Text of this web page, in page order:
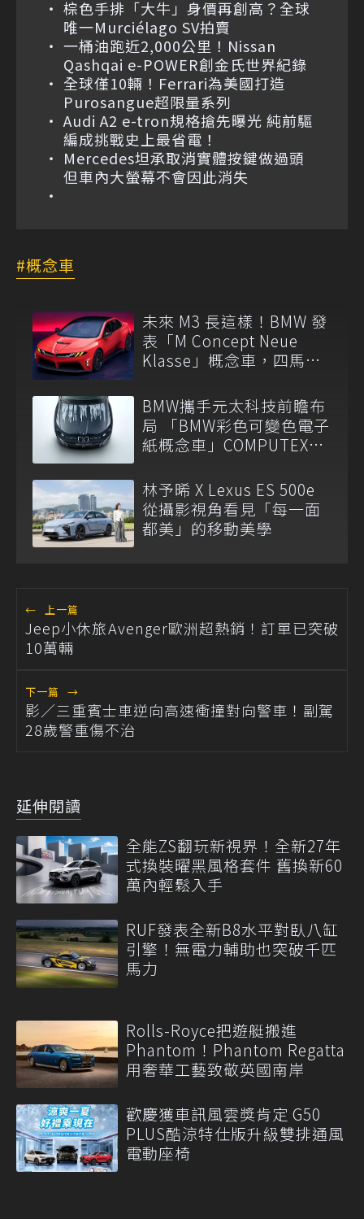
棕色手排「大牛」身價再創高？全球
唯一Murciélago SV拍賣
一桶油跑近2,000公里！Nissan
Qashqai e-POWER創金氏世界紀錄
全球僅10輛！Ferrari為美國打造
Purosangue超限量系列
Audi A2 e-tron規格搶先曝光 純前驅
編成挑戰史上最省電！
Mercedes坦承取消實體按鍵做過頭
但車內大螢幕不會因此消失
概念車
未來 M3 長這樣！BMW 發
表「M Concept Neue
Klasse」概念車，四馬達
BMW攜手元太科技前瞻布
局 「BMW彩色可變色電子
紙概念車」COMPUTEX
林予晞 X Lexus ES 500e
從攝影視角看見「每一面
都美」的移動美學
← 上一篇
Jeep小休旅Avenger歐洲超熱銷！訂單已突破
10萬輛
下一篇 →
影／三重賓士車逆向高速衝撞對向警車！副駕
28歲警重傷不治
延伸閱讀
全能ZS翻玩新視界！全新27年
式換裝曜黑風格套件 舊換新60
萬內輕鬆入手
RUF發表全新B8水平對臥八缸
引擎！無電力輔助也突破千匹
馬力
Rolls-Royce把遊艇搬進
Phantom！Phantom Regatta
用奢華工藝致敬英國南岸
歡慶獲車訊風雲獎肯定 G50
PLUS酷涼特仕版升級雙排通風
電動座椅